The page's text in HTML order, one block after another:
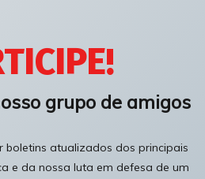
grupo de amigos
boletins atualizados dos principais
e da nossa luta em defesa de um